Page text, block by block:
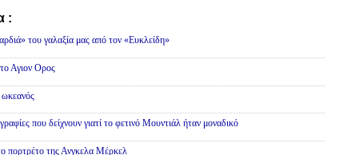
:
του γαλαξία μας από τον «Ευκλείδη»
Αγιον Ορος
ωκεανός
που δείχνουν γιατί το φετινό Μουντιάλ ήταν μοναδικό
πορτρέτο της Ανγκελα Μέρκελ